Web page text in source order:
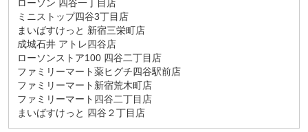
ローソン 四谷一丁目店
ミニストップ四谷3丁目店
まいばすけっと 新宿三栄町店
成城石井 アトレ四谷店
ローソンストア100 四谷二丁目店
ファミリーマート薬ヒグチ四谷駅前店
ファミリーマート新宿荒木町店
ファミリーマート四谷二丁目店
まいばすけっと 四谷２丁目店